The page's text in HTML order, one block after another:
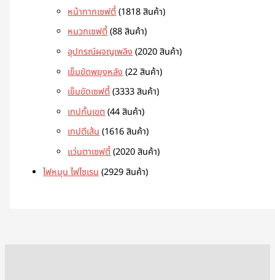
หน้ากากเซฟตี้ 1818 สินค้า
หมวกเซฟตี้ 88 สินค้า
อุปกรณ์ผจญเพลิง 2020 สินค้า
เข็มขัดพยุงหลัง 22 สินค้า
เข็มขัดเซฟตี้ 3333 สินค้า
เทปกั้นเขต 44 สินค้า
เทปตีเส้น 1616 สินค้า
แว่นตาเซฟตี้ 2020 สินค้า
ไฟหมุน ไฟไซเรน 2929 สินค้า